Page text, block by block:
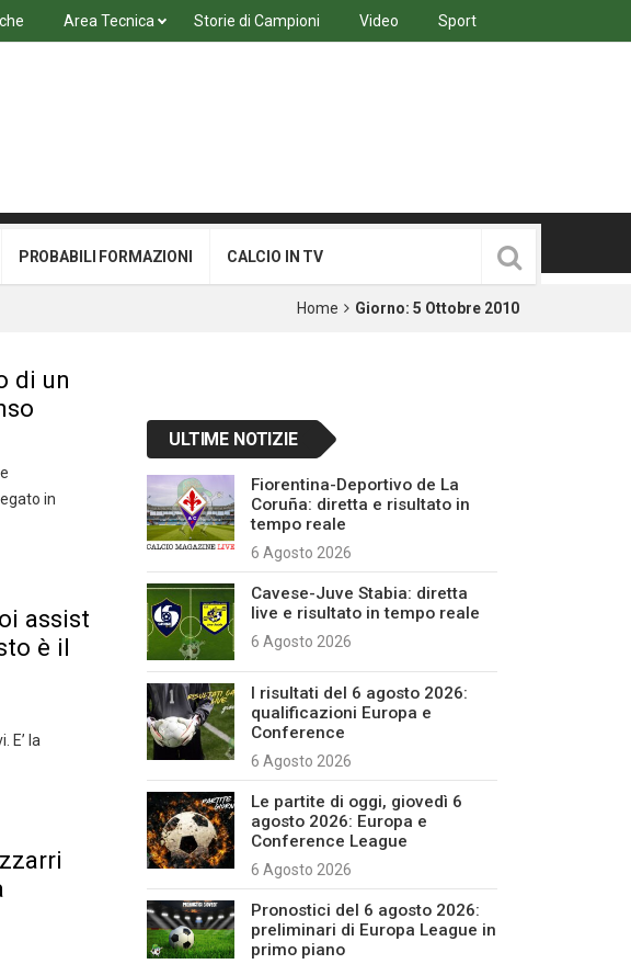
Area Tecnica Storie di Campioni Video Sport
PROBABILI FORMAZIONI CALCIO IN TV
Home Giorno: 5 Ottobre 2010
di un
in
assist
è il
E’ la
ULTIME NOTIZIE
Fiorentina-Deportivo de La
Coruña: diretta e risultato in
tempo reale
6 Agosto 2026
Cavese-Juve Stabia: diretta
live e risultato in tempo reale
6 Agosto 2026
I risultati del 6 agosto 2026:
qualificazioni Europa e
Conference
6 Agosto 2026
Le partite di oggi, giovedì 6
agosto 2026: Europa e
Conference League
6 Agosto 2026
Pronostici del 6 agosto 2026:
preliminari di Europa League in
primo piano